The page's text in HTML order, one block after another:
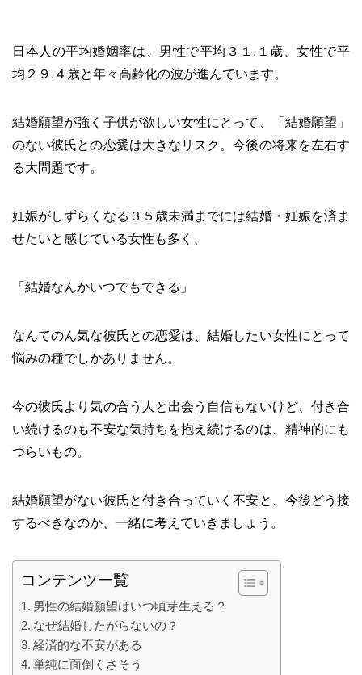
日本人の平均婚姻率は、男性で平均３１.１歳、女性で平
均２９.４歳と年々高齢化の波が進んでいます。
結婚願望が強く子供が欲しい女性にとって、「結婚願望」
のない彼氏との恋愛は大きなリスク。今後の将来を左右す
る大問題です。
妊娠がしずらくなる３５歳未満までには結婚・妊娠を済ま
せたいと感じている女性も多く、
「結婚なんかいつでもできる」
なんてのん気な彼氏との恋愛は、結婚したい女性にとって
悩みの種でしかありません。
今の彼氏より気の合う人と出会う自信もないけど、付き合
い続けるのも不安な気持ちを抱え続けるのは、精神的にも
つらいもの。
結婚願望がない彼氏と付き合っていく不安と、今後どう接
するべきなのか、一緒に考えていきましょう。
コンテンツ一覧
男性の結婚願望はいつ頃芽生える？
なぜ結婚したがらないの？
経済的な不安がある
単純に面倒くさそう